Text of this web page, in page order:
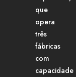
que
opera
três
fábricas
com
capacidade